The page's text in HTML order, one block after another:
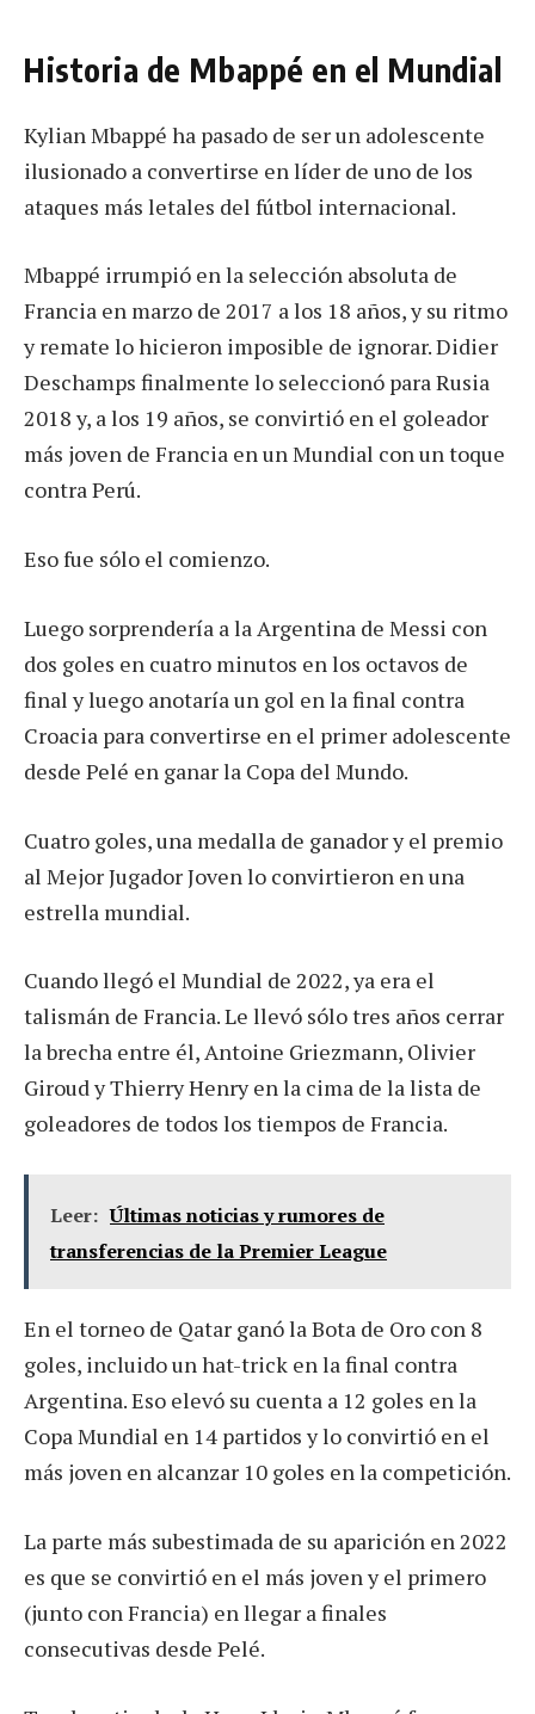
Historia de Mbappé en el Mundial
Kylian Mbappé ha pasado de ser un adolescente
ilusionado a convertirse en líder de uno de los
ataques más letales del fútbol internacional.
Mbappé irrumpió en la selección absoluta de
Francia en marzo de 2017 a los 18 años, y su ritmo
y remate lo hicieron imposible de ignorar. Didier
Deschamps finalmente lo seleccionó para Rusia
2018 y, a los 19 años, se convirtió en el goleador
más joven de Francia en un Mundial con un toque
contra Perú.
Eso fue sólo el comienzo.
Luego sorprendería a la Argentina de Messi con
dos goles en cuatro minutos en los octavos de
final y luego anotaría un gol en la final contra
Croacia para convertirse en el primer adolescente
desde Pelé en ganar la Copa del Mundo.
Cuatro goles, una medalla de ganador y el premio
al Mejor Jugador Joven lo convirtieron en una
estrella mundial.
Cuando llegó el Mundial de 2022, ya era el
talismán de Francia. Le llevó sólo tres años cerrar
la brecha entre él, Antoine Griezmann, Olivier
Giroud y Thierry Henry en la cima de la lista de
goleadores de todos los tiempos de Francia.
Leer: Últimas noticias y rumores de
transferencias de la Premier League
En el torneo de Qatar ganó la Bota de Oro con 8
goles, incluido un hat-trick en la final contra
Argentina. Eso elevó su cuenta a 12 goles en la
Copa Mundial en 14 partidos y lo convirtió en el
más joven en alcanzar 10 goles en la competición.
La parte más subestimada de su aparición en 2022
es que se convirtió en el más joven y el primero
(junto con Francia) en llegar a finales
consecutivas desde Pelé.